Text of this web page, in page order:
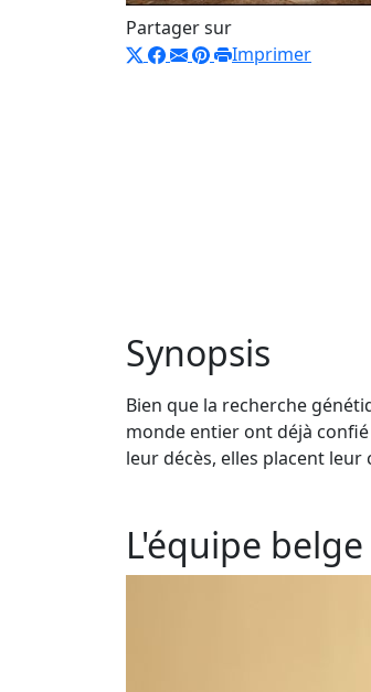
Partager sur
Imprimer
Synopsis
Bien que la recherche
monde entier ont déjà
leur décès, elles placent
L'équipe belge